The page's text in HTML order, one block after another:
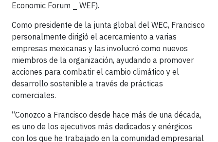
Economic Forum _ WEF).
Como presidente de la junta global del WEC, Francisco
personalmente dirigió el acercamiento a varias
empresas mexicanas y las involucró como nuevos
miembros de la organización, ayudando a promover
acciones para combatir el cambio climático y el
desarrollo sostenible a través de prácticas
comerciales.
“Conozco a Francisco desde hace más de una década,
es uno de los ejecutivos más dedicados y enérgicos
con los que he trabajado en la comunidad empresarial